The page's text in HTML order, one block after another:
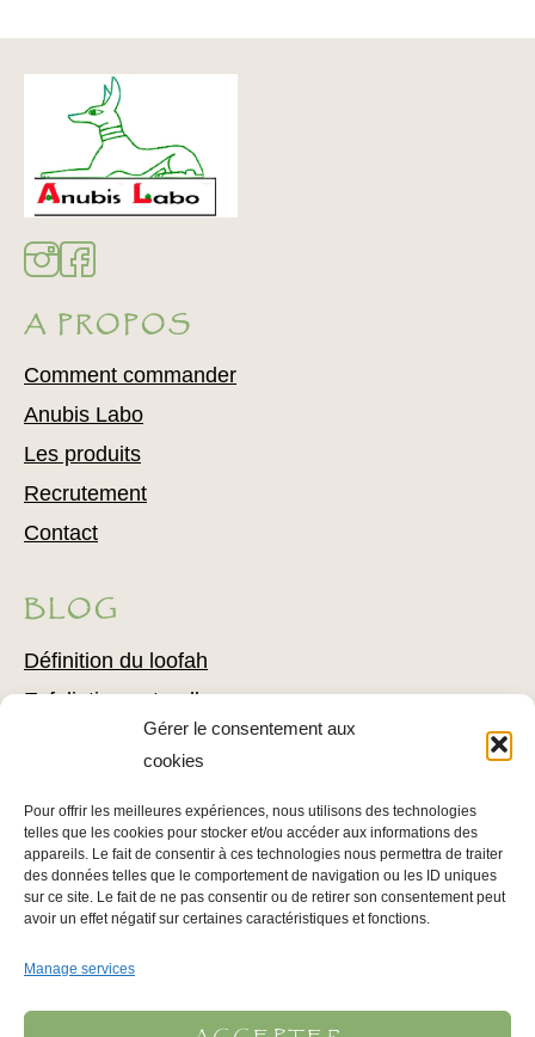
Gérer le consentement aux
cookies
Pour offrir les meilleures expériences, nous utilisons des technologies
telles que les cookies pour stocker et/ou accéder aux informations des
appareils. Le fait de consentir à ces technologies nous permettra de traiter
des données telles que le comportement de navigation ou les ID uniques
sur ce site. Le fait de ne pas consentir ou de retirer son consentement peut
avoir un effet négatif sur certaines caractéristiques et fonctions.
Manage services
A PROPOS
Comment commander
Anubis Labo
Les produits
Recrutement
Contact
BLOG
Définition du loofah
Exfoliation naturelle
Comment utiliser du loofah
Conseils pour l’épilation
Conseils pour soigner votre épiderme
INFOS LÉGALES
Politique de confidentialité